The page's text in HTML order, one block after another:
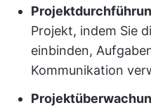
Projekt, indem Sie
einbinden,
Kommunikation